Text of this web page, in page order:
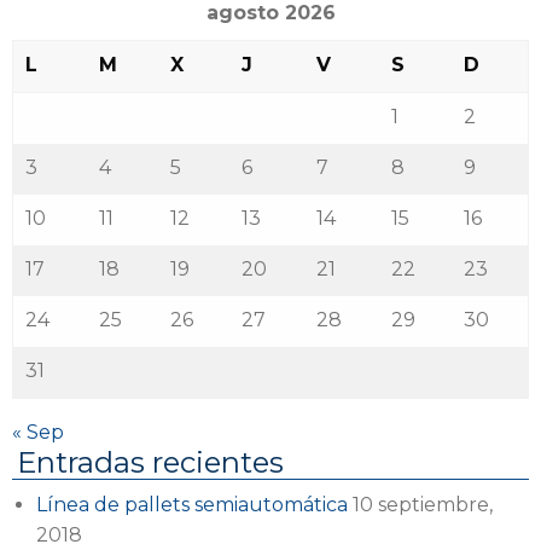
agosto 2026
L M X J V S D
1 2
3 4 5 6 7 8 9
10 11 12 13 14 15 16
17 18 19 20 21 22 23
24 25 26 27 28 29 30
31
« Sep
Entradas recientes
Línea de pallets semiautomática 10 septiembre,
2018